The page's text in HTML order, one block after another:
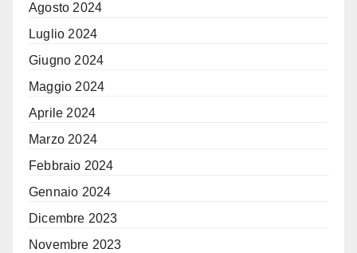
Agosto 2024
Luglio 2024
Giugno 2024
Maggio 2024
Aprile 2024
Marzo 2024
Febbraio 2024
Gennaio 2024
Dicembre 2023
Novembre 2023